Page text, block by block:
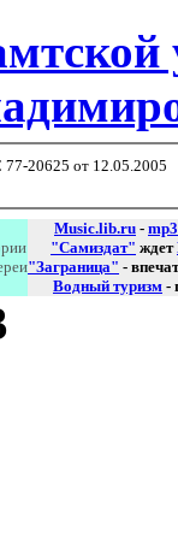
20625 от 12.05.2005
Music.lib.ru - mp3
"Самиздат" ждет
"Заграница" -
Водный туризм -